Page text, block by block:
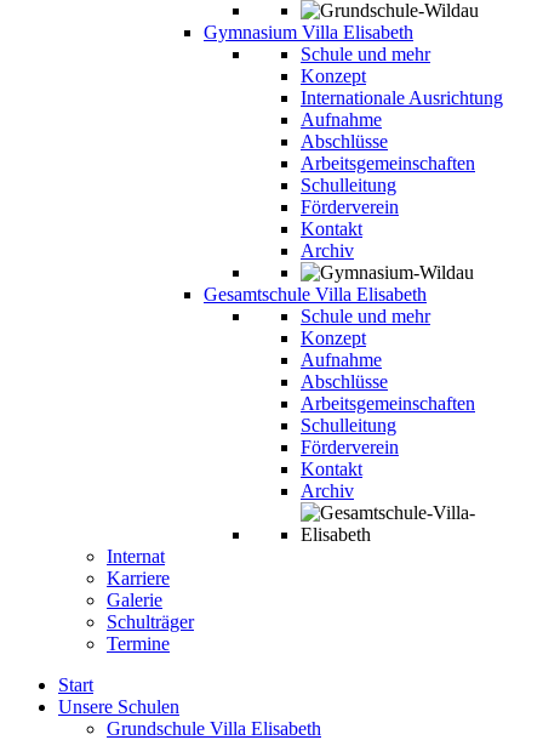
Gymnasium Villa Elisabeth
Schule und mehr
Konzept
Internationale Ausrichtung
Aufnahme
Abschlüsse
Arbeitsgemeinschaften
Schulleitung
Förderverein
Kontakt
Archiv
Gesamtschule Villa Elisabeth
Schule und mehr
Konzept
Aufnahme
Abschlüsse
Arbeitsgemeinschaften
Schulleitung
Förderverein
Kontakt
Archiv
Internat
Karriere
Galerie
Schulträger
Termine
Start
Unsere Schulen
Grundschule Villa Elisabeth